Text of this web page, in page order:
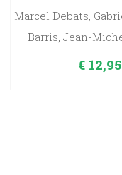
Marcel Debats,
Barris, Jean-
€12,95